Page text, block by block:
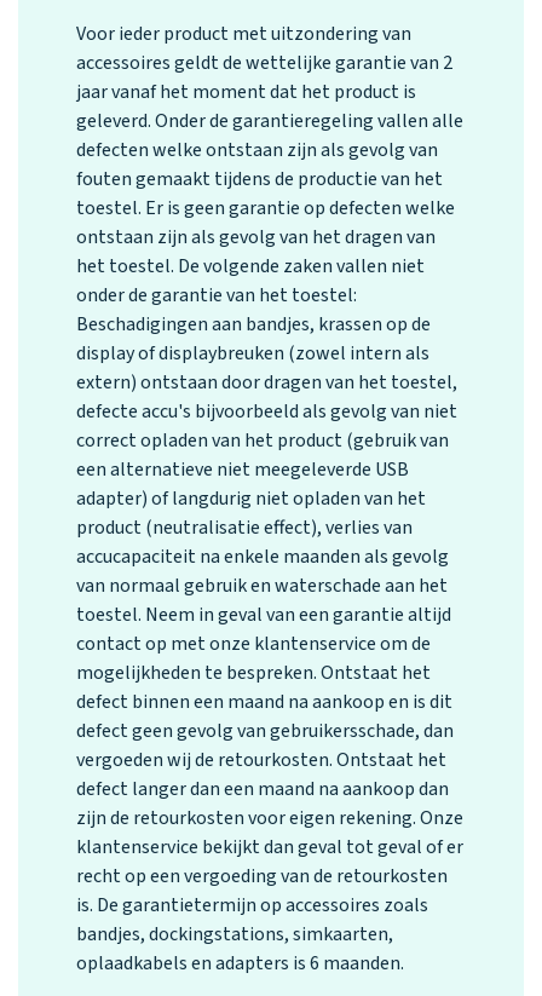
Voor ieder product met uitzondering van
accessoires geldt de wettelijke garantie van 2
jaar vanaf het moment dat het product is
geleverd. Onder de garantieregeling vallen alle
defecten welke ontstaan zijn als gevolg van
fouten gemaakt tijdens de productie van het
toestel. Er is geen garantie op defecten welke
ontstaan zijn als gevolg van het dragen van
het toestel. De volgende zaken vallen niet
onder de garantie van het toestel:
Beschadigingen aan bandjes, krassen op de
display of displaybreuken (zowel intern als
extern) ontstaan door dragen van het toestel,
defecte accu's bijvoorbeeld als gevolg van niet
correct opladen van het product (gebruik van
een alternatieve niet meegeleverde USB
adapter) of langdurig niet opladen van het
product (neutralisatie effect), verlies van
accucapaciteit na enkele maanden als gevolg
van normaal gebruik en waterschade aan het
toestel. Neem in geval van een garantie altijd
contact op met onze klantenservice om de
mogelijkheden te bespreken. Ontstaat het
defect binnen een maand na aankoop en is dit
defect geen gevolg van gebruikersschade, dan
vergoeden wij de retourkosten. Ontstaat het
defect langer dan een maand na aankoop dan
zijn de retourkosten voor eigen rekening. Onze
klantenservice bekijkt dan geval tot geval of er
recht op een vergoeding van de retourkosten
is. De garantietermijn op accessoires zoals
bandjes, dockingstations, simkaarten,
oplaadkabels en adapters is 6 maanden.